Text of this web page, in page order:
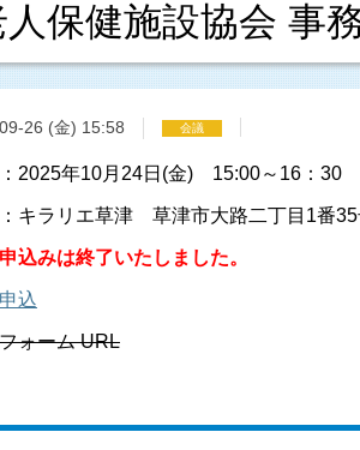
人保健施設協会 事
26 (金) 15:58 会議
2025年10月24日(金) 15:00～16：30
キラリエ草津 草津市大路二丁目1番
込みは終了いたしました。
込
ォーム URL